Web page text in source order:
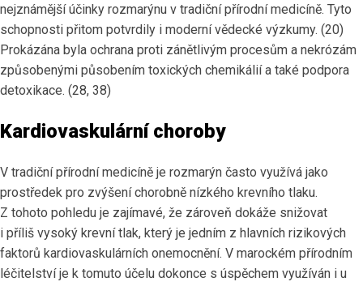
nejznámější účinky rozmarýnu v tradiční přírodní medicíně. Tyto
schopnosti přitom potvrdily i moderní vědecké výzkumy. (20)
Prokázána byla ochrana proti zánětlivým procesům a nekrózám
způsobenými působením toxických chemikálií a také podpora
detoxikace. (28, 38)
Kardiovaskulární choroby
V tradiční přírodní medicíně je rozmarýn často využívá jako
prostředek pro zvýšení chorobně nízkého krevního tlaku.
Z tohoto pohledu je zajímavé, že zároveň dokáže snižovat
i příliš vysoký krevní tlak, který je jedním z hlavních rizikových
faktorů kardiovaskulárních onemocnění. V marockém přírodním
léčitelství je k tomuto účelu dokonce s úspěchem využíván i u